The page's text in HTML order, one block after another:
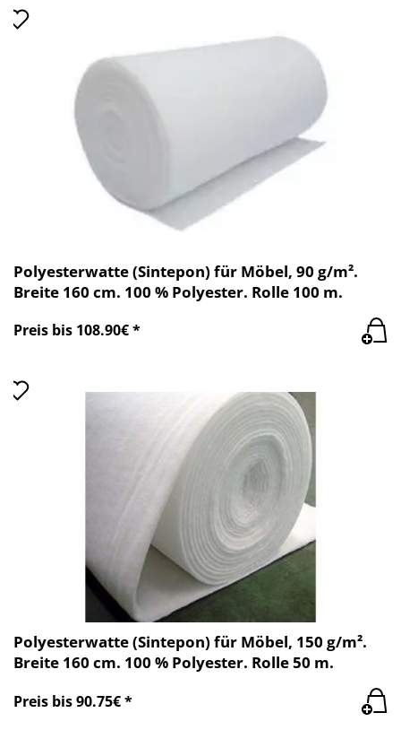
Polyesterwatte (Sintepon) für Möbel, 90 g/m².
Breite 160 cm. 100 % Polyester. Rolle 100 m.
Preis bis 108.90€ *
Polyesterwatte (Sintepon) für Möbel, 150 g/m².
Breite 160 cm. 100 % Polyester. Rolle 50 m.
Preis bis 90.75€ *